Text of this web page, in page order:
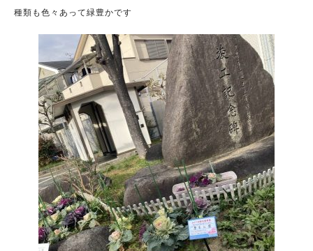
種類も色々あって緑豊かです